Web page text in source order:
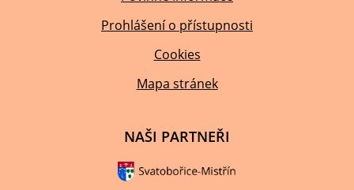
Prohlášení o přístupnosti
Cookies
Mapa stránek
NAŠI PARTNEŘI